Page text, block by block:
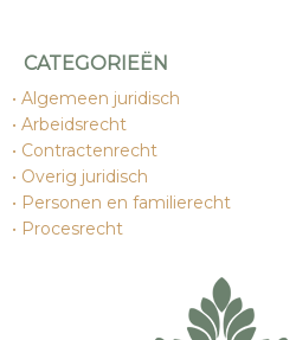
CATEGORIEËN
Algemeen juridisch
Arbeidsrecht
Contractenrecht
Overig juridisch
Personen en familierecht
Procesrecht